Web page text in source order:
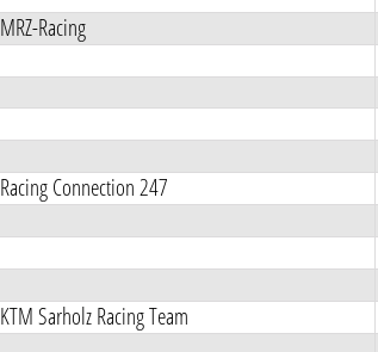
MRZ-Racing
Racing Connection 247
KTM Sarholz Racing Team